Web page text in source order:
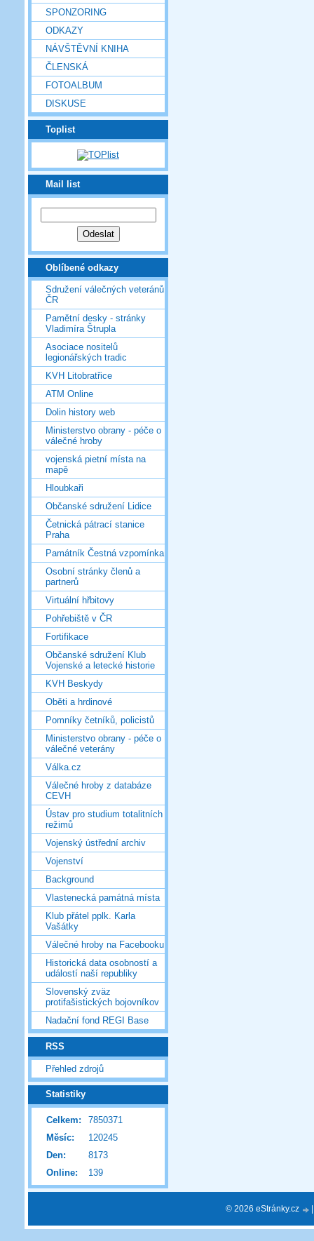
SPONZORING
ODKAZY
NÁVŠTĚVNÍ KNIHA
ČLENSKÁ
FOTOALBUM
DISKUSE
Toplist
Mail list
Oblíbené odkazy
Sdružení válečných veteránů
ČR
Pamětní desky - stránky
Vladimíra Štrupla
Asociace nositelů
legionářských tradic
KVH Litobratřice
ATM Online
Dolin history web
Ministerstvo obrany - péče o
válečné hroby
vojenská pietní místa na
mapě
Hloubkaři
Občanské sdružení Lidice
Četnická pátrací stanice
Praha
Památník Čestná vzpomínka
Osobní stránky členů a
partnerů
Virtuální hřbitovy
Pohřebiště v ČR
Fortifikace
Občanské sdružení Klub
Vojenské a letecké historie
KVH Beskydy
Oběti a hrdinové
Pomníky četníků, policistů
Ministerstvo obrany - péče o
válečné veterány
Válka.cz
Válečné hroby z databáze
CEVH
Ústav pro studium totalitních
režimů
Vojenský ústřední archiv
Vojenství
Background
Vlastenecká památná místa
Klub přátel pplk. Karla
Vašátky
Válečné hroby na Facebooku
Historická data osobností a
událostí naší republiky
Slovenský zväz
protifašistických bojovníkov
Nadační fond REGI Base
RSS
Přehled zdrojů
Statistiky
Online: 139
Celkem:
7850371
Měsíc:
120245
Den:
8173
© 2026 eStránky.cz